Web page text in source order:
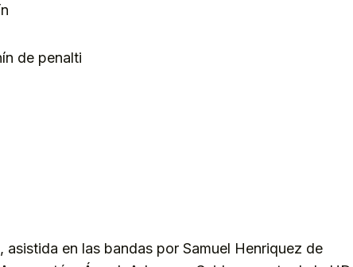
de penalti
asistida en las bandas por Samuel Henriquez de